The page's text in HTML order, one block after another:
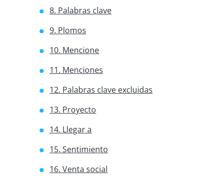
8. Palabras clave
9. Plomos
10. Mencione
11. Menciones
12. Palabras clave excluidas
13. Proyecto
14. Llegar a
15. Sentimiento
16. Venta social